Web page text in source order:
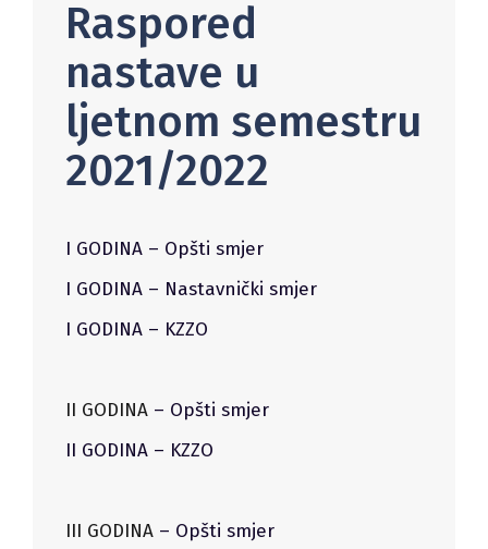
Raspored
nastave u
ljetnom semestru
2021/2022
I GODINA – Opšti smjer
I GODINA – Nastavnički smjer
I GODINA – KZZO
II GODINA – Opšti smjer
II GODINA – KZZO
III GODINA – Opšti smjer